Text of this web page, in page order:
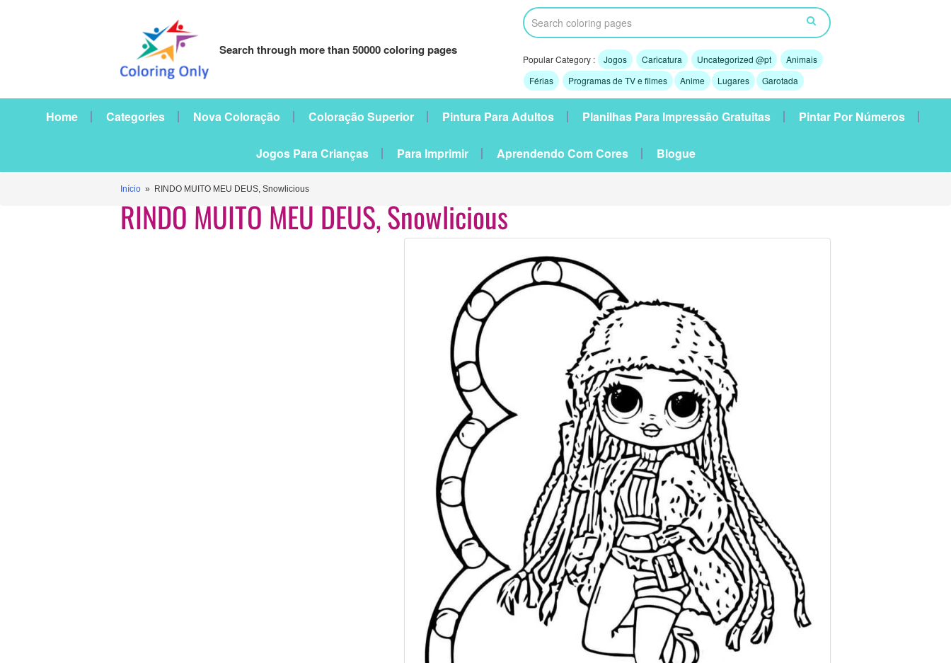
Search through more than 50000 coloring pages
Popular Category : Jogos Caricatura Uncategorized @pt
Animais
Férias
Programas de TV e filmes Anime Lugares Garotada
Home Categories Nova Coloração Coloração Superior Pintura Para Adultos Planilhas Para Impressão Gratuitas Pintar Por Números
Jogos Para Crianças Para Imprimir Aprendendo Com Cores Blogue
Início » RINDO MUITO MEU DEUS, Snowlicious
RINDO MUITO MEU DEUS, Snowlicious